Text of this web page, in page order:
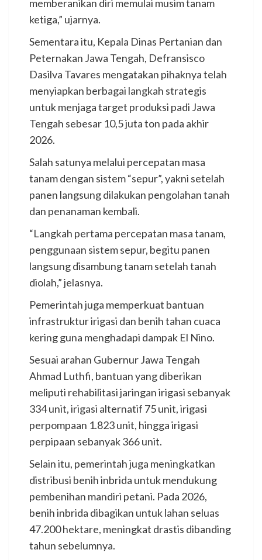
memberanikan diri memulai musim tanam
ketiga,” ujarnya.
Sementara itu, Kepala Dinas Pertanian dan
Peternakan Jawa Tengah, Defransisco
Dasilva Tavares mengatakan pihaknya telah
menyiapkan berbagai langkah strategis
untuk menjaga target produksi padi Jawa
Tengah sebesar 10,5 juta ton pada akhir
2026.
Salah satunya melalui percepatan masa
tanam dengan sistem “sepur”, yakni setelah
panen langsung dilakukan pengolahan tanah
dan penanaman kembali.
“Langkah pertama percepatan masa tanam,
penggunaan sistem sepur, begitu panen
langsung disambung tanam setelah tanah
diolah,” jelasnya.
Pemerintah juga memperkuat bantuan
infrastruktur irigasi dan benih tahan cuaca
kering guna menghadapi dampak El Nino.
Sesuai arahan Gubernur Jawa Tengah
Ahmad Luthfi, bantuan yang diberikan
meliputi rehabilitasi jaringan irigasi sebanyak
334 unit, irigasi alternatif 75 unit, irigasi
perpompaan 1.823 unit, hingga irigasi
perpipaan sebanyak 366 unit.
Selain itu, pemerintah juga meningkatkan
distribusi benih inbrida untuk mendukung
pembenihan mandiri petani. Pada 2026,
benih inbrida dibagikan untuk lahan seluas
47.200 hektare, meningkat drastis dibanding
tahun sebelumnya.